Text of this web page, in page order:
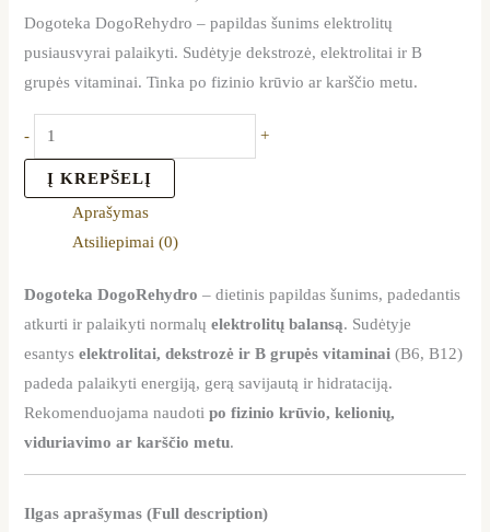
Dogoteka DogoRehydro – papildas šunims elektrolitų
pusiausvyrai palaikyti. Sudėtyje dekstrozė, elektrolitai ir B
grupės vitaminai. Tinka po fizinio krūvio ar karščio metu.
- +
Į KREPŠELĮ
Aprašymas
Atsiliepimai (0)
Dogoteka DogoRehydro – dietinis papildas šunims, padedantis
atkurti ir palaikyti normalųelektrolitų balansą. Sudėtyje
esantyselektrolitai, dekstrozė ir B grupės vitaminai (B6, B12)
padeda palaikyti energiją, gerą savijautą ir hidrataciją.
Rekomenduojama naudotipo fizinio krūvio, kelionių,
viduriavimo ar karščio metu.
Ilgas aprašymas (Full description)